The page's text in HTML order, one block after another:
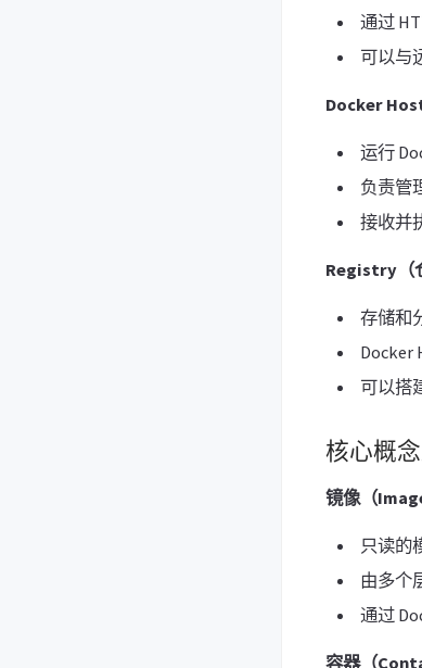
通过
可以与
Docker
运行
负责管
接收并
Registry（
存储和
Docker
可以搭
核心概
镜像（
只读的
由多个
通过
容器（